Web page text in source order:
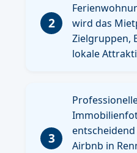
2
wird das
Zielgruppen,
lokale
3
Airbnb in